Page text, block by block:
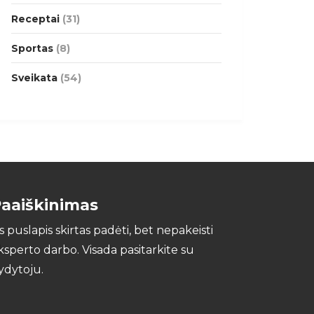
Receptai (31)
Sportas (8)
Sveikata (54)
puslapis skirtas padėti, bet nepakeisti
darbo. Visada pasitarkite su